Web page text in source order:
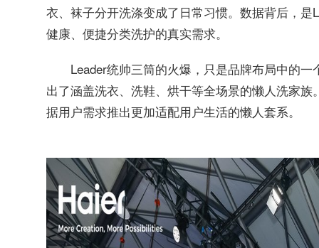
衣、袜子分开洗涤变成了日常习惯。数据背后，
健康、便捷分类洗护的真实需求。
Leader统帅三筒的火爆，只是品牌布局中的
出了涵盖洗衣、洗鞋、烘干等全场景的懒人洗家
据用户需求推出更加适配用户生活的懒人套系。